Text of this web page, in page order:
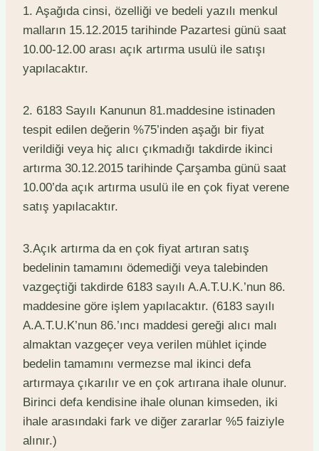
1. Aşağıda cinsi, özelliği ve bedeli yazılı menkul
malların 15.12.2015 tarihinde Pazartesi günü saat
10.00-12.00 arası açık artırma usulü ile satışı
yapılacaktır.
2. 6183 Sayılı Kanunun 81.maddesine istinaden
tespit edilen değerin %75’inden aşağı bir fiyat
verildiği veya hiç alıcı çıkmadığı takdirde ikinci
artırma 30.12.2015 tarihinde Çarşamba günü saat
10.00’da açık artırma usulü ile en çok fiyat verene
satış yapılacaktır.
3.Açık artırma da en çok fiyat artıran satış
bedelinin tamamını ödemediği veya talebinden
vazgeçtiği takdirde 6183 sayılı A.A.T.U.K.’nun 86.
maddesine göre işlem yapılacaktır. (6183 sayılı
A.A.T.U.K’nun 86.’ıncı maddesi gereği alıcı malı
almaktan vazgeçer veya verilen mühlet içinde
bedelin tamamını vermezse mal ikinci defa
artırmaya çıkarılır ve en çok artırana ihale olunur.
Birinci defa kendisine ihale olunan kimseden, iki
ihale arasındaki fark ve diğer zararlar %5 faiziyle
alınır.)